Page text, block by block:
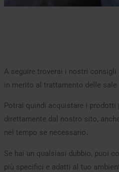
A seguire troverai i nostri
in merito al trattamento delle sale
Potrai quindi acquistare i prodotti
direttamente dal nostro sito,
nel tempo se necessario.
Se hai un qualsiasi dubbio, puoi
più specifici e adatti al tuo